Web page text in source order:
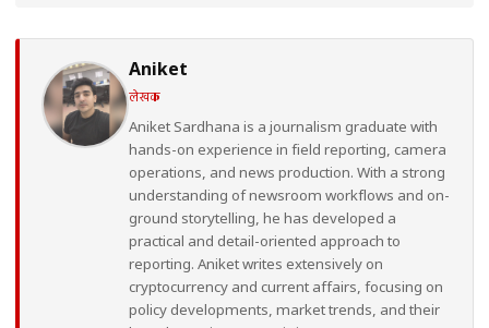
Aniket
लेखक
Aniket Sardhana is a journalism graduate with
hands-on experience in field reporting, camera
operations, and news production. With a strong
understanding of newsroom workflows and on-
ground storytelling, he has developed a
practical and detail-oriented approach to
reporting. Aniket writes extensively on
cryptocurrency and current affairs, focusing on
policy developments, market trends, and their